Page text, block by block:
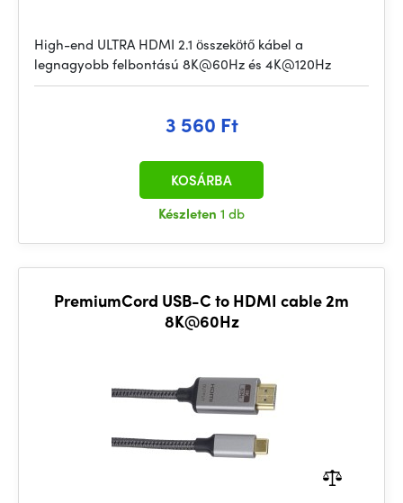
High-end ULTRA HDMI 2.1 összekötő kábel a
legnagyobb felbontású 8K@60Hz és 4K@120Hz
3 560 Ft
Készleten 1 db
KOSÁRBA
PremiumCord USB-C to HDMI cable 2m
8K@60Hz